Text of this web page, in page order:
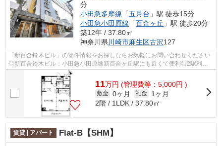
分
小田急多摩線 「五月台 」駅 徒歩15分
小田急小田原線 「百合ヶ丘 」駅 徒歩20分
築12年 / 37.80㎡
神奈川県川崎市麻生区古沢127
「新百合鈴木ビル」の物件情報をお探しならお気軽にお問い合わせください
◎新百合鈴木ビル：小田急小田原線新百合ヶ丘駅にも近くて便利◎2駅利用
可能でアクセスの良い物件です◎共用部に...
11万円 (管理費等：5,000円 )
敷金 0ヶ月 礼金
1ヶ月
2階 / 1LDK / 37.80㎡
賃貸 | アパート Flat-B【SHM】